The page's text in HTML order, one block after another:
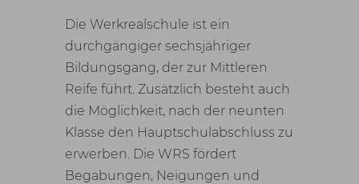
Die Werkrealschule ist ein
durchgängiger sechsjähriger
Bildungsgang, der zur Mittleren
Reife führt. Zusätzlich besteht auch
die Möglichkeit, nach der neunten
Klasse den Hauptschulabschluss zu
erwerben. Die WRS fördert
Begabungen, Neigungen und